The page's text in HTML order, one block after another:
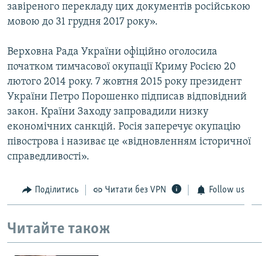
завіреного перекладу цих документів російською
мовою до 31 грудня 2017 року».
Верховна Рада України офіційно оголосила
початком тимчасової окупації Криму Росією 20
лютого 2014 року. 7 жовтня 2015 року президент
України Петро Порошенко підписав відповідний
закон. Країни Заходу запровадили низку
економічних санкцій. Росія заперечує окупацію
півострова і називає це «відновленням історичної
справедливості».
Поділитись Читати без VPN Follow us
Читайте також